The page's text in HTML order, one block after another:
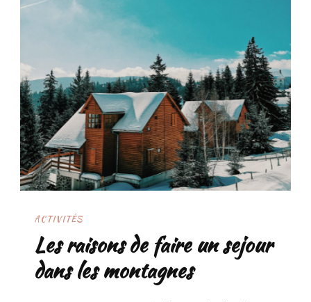
ACTIVITÉS
Les raisons de faire un sejour
dans les montagnes